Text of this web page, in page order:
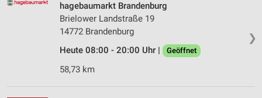
❯
hagebaumarkt Brandenburg
Brielower Landstraße 19
14772 Brandenburg
Heute 08:00 - 20:00 Uhr |
Geöffnet
58,73 km